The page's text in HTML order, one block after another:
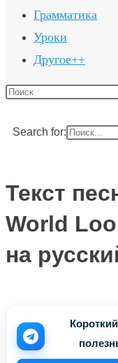
Грамматика
Уроки
Другое++
Поиск
сайте
Search for:
Текст
World
на